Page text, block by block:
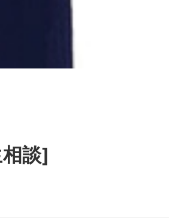
談]